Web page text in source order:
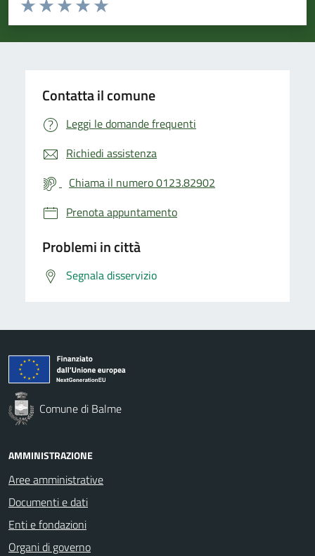
Valuta 5 stelle su 5
Valuta 4 stelle su 5
Valuta 3 stelle su 5
Valuta 2 stelle su 5
Valuta 1 stelle su 5
Contatta il comune
Leggi le domande frequenti
Richiedi assistenza
Chiama il numero 0123.82902
Prenota appuntamento
Problemi in città
Segnala disservizio
Comune di Balme
AMMINISTRAZIONE
Aree amministrative
Documenti e dati
Enti e fondazioni
Organi di governo